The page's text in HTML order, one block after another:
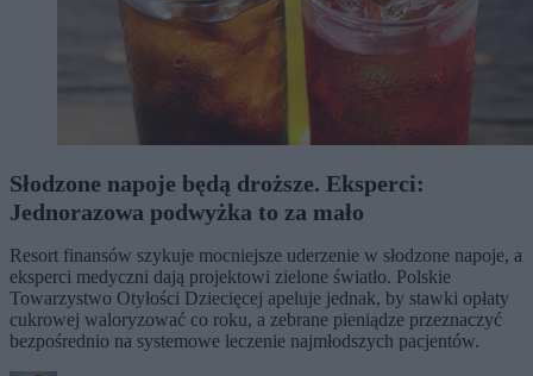
Słodzone napoje będą droższe. Eksperci:
Jednorazowa podwyżka to za mało
Resort finansów szykuje mocniejsze uderzenie w słodzone napoje, a
eksperci medyczni dają projektowi zielone światło. Polskie
Towarzystwo Otyłości Dziecięcej apeluje jednak, by stawki opłaty
cukrowej waloryzować co roku, a zebrane pieniądze przeznaczyć
bezpośrednio na systemowe leczenie najmłodszych pacjentów.